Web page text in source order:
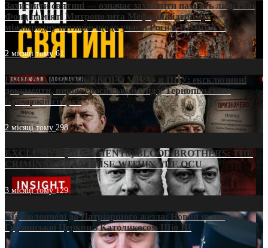
Захистити святині — означає захистити пам’ять людства:
Фонд пам’яті Митрополита Мефодія підтримує
міжнародну петицію щодо участі Росії в ЮНЕСКО
2 місяці тому61
ПРИСМАК «РУССЬКОГО МІРА» в ПЦУ: ексклюзивні
документи, вирок і російський слід у Тернопільсько-
Бучацькій єпархії
2 місяці тому 298
EXCLUSIVE (DOCUMENTS)/BLOOD BROTHERS: THE
CRIMINAL FRANCHISE WITHIN THE OCU
3 місяці тому129
Від віолончелі до Патріаршого жезла: Новий шлях
Грузинської Церкви з Католикосом Шіо III